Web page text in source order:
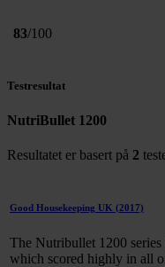
83/100
Testresultat
NutriBullet 1200
Resultatet er basert på 2
Good Housekeeping UK (2017)
The Nutribullet 1200
which scored highly in all